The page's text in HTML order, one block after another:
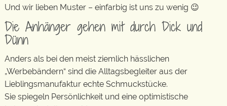
Und wir lieben Muster – einfarbig ist uns zu wenig 😉
Die Anhänger gehen mit durch Dick und
Dünn
Anders als bei den meist ziemlich hässlichen
„Werbebändern“ sind die Alltagsbegleiter aus der
Lieblingsmanufaktur echte Schmuckstücke.
Sie spiegeln Persönlichkeit und eine optimistische